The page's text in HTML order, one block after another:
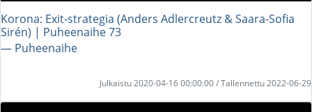
Korona: Exit-strategia (Anders Adlercreutz & Saara-Sofia
Sirén) | Puheenaihe 73
― Puheenaihe
Julkaistu 2020-04-16 00:00:00 / Tallennettu 2022-06-29